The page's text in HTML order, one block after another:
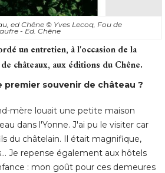
châteaux, aux éditions du Chêne.
premier souvenir de château ?
mère louait une petite maison
dans l'Yonne. J'ai pu le visiter car
du châtelain. Il était magnifique,
: mon goût pour ces demeures
aussi de cette vue que nous
XVIIe à Paris, alors que nous
situées en face. Quand nous
être transformé ma frustration